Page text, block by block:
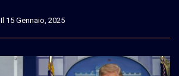
Il 15 Gennaio, 2025